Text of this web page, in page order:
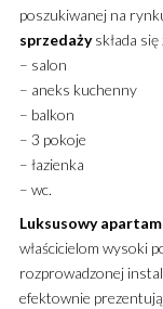
poszukiwanej na
sprzedażyskłada
– salon
– aneks kuchenny
– balkon
– 3 pokoje
– łazienka
– wc.
Luksusowy
właścicielom wysoki
rozprowadzonej
efektownie